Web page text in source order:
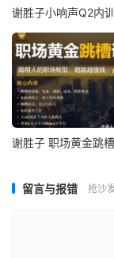
谢胜子小响声Q2内训
谢胜子 职场黄金跳
留言与报错 抢沙